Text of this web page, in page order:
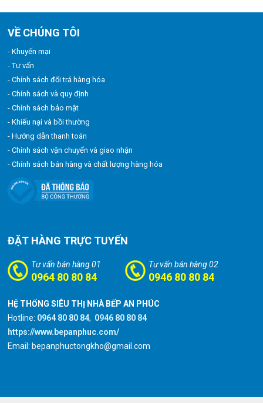
VỀ CHÚNG TÔI
- Khuyến mại
- Tư vấn
- Chính sách đổi trả hàng hóa
- Chính sách và quy định
- Chính sách bảo mật
- Khiếu nại và bồi thường
- Hướng dẫn thanh toán
- Chính sách vận chuyển và giao nhận
- Chính sách bán hàng và chất lượng hàng hóa
ĐẶT HÀNG TRỰC TUYẾN
Tư vấn bán hàng 01
0964 80 80 84
Tư vấn bán hàng 02
0946 80 80 84
HỆ THỐNG SIÊU THỊ NHÀ BẾP AN PHÚC
Hotline: 0964 80 80 84, 0946 80 80 84
https://www.bepanphuc.com/
Email: bepanphuctongkho@gmail.com